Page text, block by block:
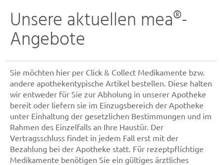
Unsere aktuellen mea®-
Angebote
Sie möchten hier per Click & Collect Medikamente bzw.
andere apothekentypische Artikel bestellen. Diese halten
wir entweder für Sie zur Abholung in unserer Apotheke
bereit oder liefern sie im Einzugsbereich der Apotheke
unter Einhaltung der gesetzlichen Bestimmungen und im
Rahmen des Einzelfalls an Ihre Haustür. Der
Vertragsschluss findet in jedem Fall erst mit der
Bezahlung bei der Apotheke statt. Für rezeptpflichtige
Medikamente benötigen Sie ein gültiges ärztliches